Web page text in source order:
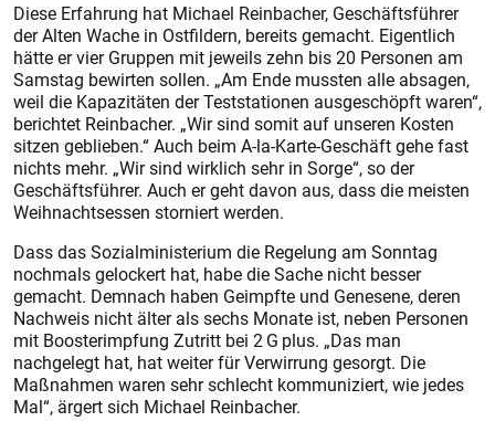
Diese Erfahrung hat Michael Reinbacher, Geschäftsführer
der Alten Wache in Ostfildern, bereits gemacht. Eigentlich
hätte er vier Gruppen mit jeweils zehn bis 20 Personen am
Samstag bewirten sollen. „Am Ende mussten alle absagen,
weil die Kapazitäten der Teststationen ausgeschöpft waren“,
berichtet Reinbacher. „Wir sind somit auf unseren Kosten
sitzen geblieben.“ Auch beim A-la-Karte-Geschäft gehe fast
nichts mehr. „Wir sind wirklich sehr in Sorge“, so der
Geschäftsführer. Auch er geht davon aus, dass die meisten
Weihnachtsessen storniert werden.
Dass das Sozialministerium die Regelung am Sonntag
nochmals gelockert hat, habe die Sache nicht besser
gemacht. Demnach haben Geimpfte und Genesene, deren
Nachweis nicht älter als sechs Monate ist, neben Personen
mit Boosterimpfung Zutritt bei 2 G plus. „Das man
nachgelegt hat, hat weiter für Verwirrung gesorgt. Die
Maßnahmen waren sehr schlecht kommuniziert, wie jedes
Mal“, ärgert sich Michael Reinbacher.